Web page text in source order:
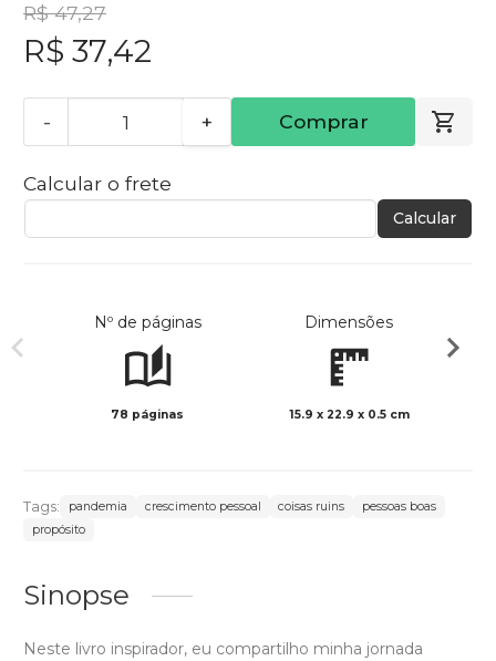
R$ 47,27
R$ 37,42
- + Comprar
Calcular o frete
Calcular
Nº de páginas
78 páginas
Dimensões
15.9 x 22.9 x 0.5 cm
Tags: pandemia crescimento pessoal coisas ruins
pessoas boas
propósito
Sinopse
Neste livro inspirador, eu compartilho minha jornada